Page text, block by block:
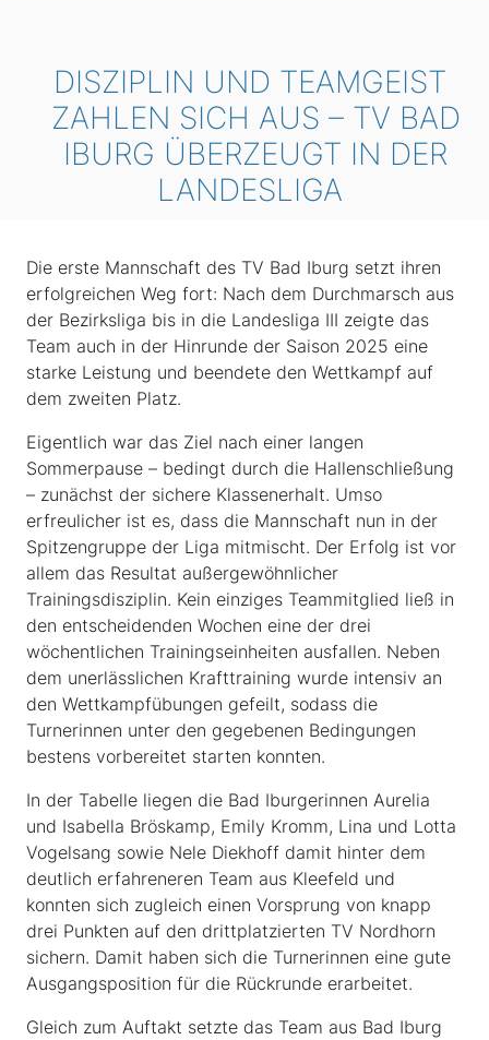
DISZIPLIN UND TEAMGEIST
ZAHLEN SICH AUS – TV BAD
IBURG ÜBERZEUGT IN DER
LANDESLIGA
Die erste Mannschaft des TV Bad Iburg setzt ihren
erfolgreichen Weg fort: Nach dem Durchmarsch aus
der Bezirksliga bis in die Landesliga III zeigte das
Team auch in der Hinrunde der Saison 2025 eine
starke Leistung und beendete den Wettkampf auf
dem zweiten Platz.
Eigentlich war das Ziel nach einer langen
Sommerpause – bedingt durch die Hallenschließung
– zunächst der sichere Klassenerhalt. Umso
erfreulicher ist es, dass die Mannschaft nun in der
Spitzengruppe der Liga mitmischt. Der Erfolg ist vor
allem das Resultat außergewöhnlicher
Trainingsdisziplin. Kein einziges Teammitglied ließ in
den entscheidenden Wochen eine der drei
wöchentlichen Trainingseinheiten ausfallen. Neben
dem unerlässlichen Krafttraining wurde intensiv an
den Wettkampfübungen gefeilt, sodass die
Turnerinnen unter den gegebenen Bedingungen
bestens vorbereitet starten konnten.
In der Tabelle liegen die Bad Iburgerinnen Aurelia
und Isabella Bröskamp, Emily Kromm, Lina und Lotta
Vogelsang sowie Nele Diekhoff damit hinter dem
deutlich erfahreneren Team aus Kleefeld und
konnten sich zugleich einen Vorsprung von knapp
drei Punkten auf den drittplatzierten TV Nordhorn
sichern. Damit haben sich die Turnerinnen eine gute
Ausgangsposition für die Rückrunde erarbeitet.
Gleich zum Auftakt setzte das Team aus Bad Iburg